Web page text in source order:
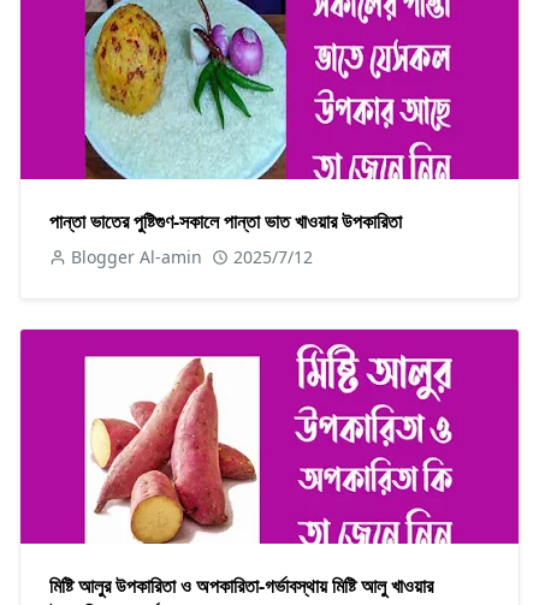
পান্তা ভাতের পুষ্টিগুণ-সকালে পান্তা ভাত খাওয়ার উপকারিতা
Blogger Al-amin 2025/7/12
মিষ্টি আলুর উপকারিতা ও অপকারিতা-গর্ভাবস্থায় মিষ্টি আলু খাওয়ার